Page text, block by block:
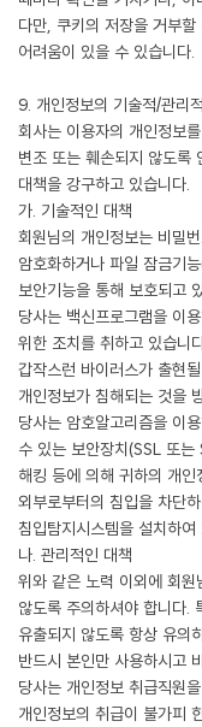
다만, 쿠키의 저장을 거부
어려움이 있을 수 있습니다.
9. 개인정보의 기술적/관리
회사는 이용자의 개인정보
변조 또는 훼손되지 않도록
대책을 강구하고 있습니다.
가. 기술적인 대책
회원님의 개인정보는 비밀
암호화하거나 파일 잠금기
보안기능을 통해 보호되고
당사는 백신프로그램을 이
위한 조치를 취하고 있습니
갑작스런 바이러스가 출현
개인정보가 침해되는 것을
당사는 암호알고리즘을 이
수 있는 보안장치(SSL 또는
해킹 등에 의해 귀하의 개인
외부로부터의 침입을 차단
침입탐지시스템을 설치하
나. 관리적인 대책
위와 같은 노력 이외에 회원
않도록 주의하셔야 합니다.
유출되지 않도록 항상 유의
반드시 본인만 사용하시고
당사는 개인정보 취급직원
개인정보의 취급이 불가피